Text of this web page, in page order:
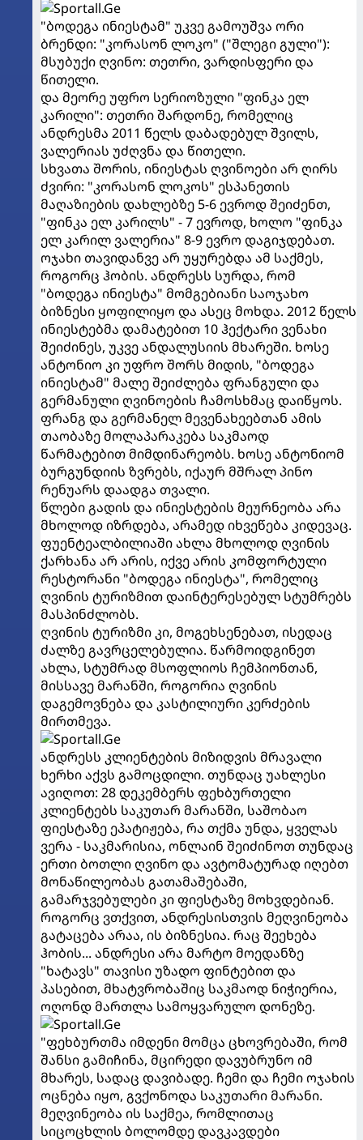
"ბოდეგა ინიესტამ" უკვე გამოუშვა ორი
ბრენდი: "კორასონ ლოკო" ("შლეგი გული"):
მსუბუქი ღვინო: თეთრი, ვარდისფერი და
წითელი.
და მეორე უფრო სერიოზული "ფინკა ელ
კარილი": თეთრი შარდონე, რომელიც
ანდრესმა 2011 წელს დაბადებულ შვილს,
ვალერიას უძღვნა და წითელი.
სხვათა შორის, ინიესტას ღვინოები არ ღირს
ძვირი: "კორასონ ლოკოს" ესპანეთის
მაღაზიების დახლებზე 5-6 ევროდ შეიძენთ,
"ფინკა ელ კარილს" - 7 ევროდ, ხოლო "ფინკა
ელ კარილ ვალერია" 8-9 ევრო დაგიჯდებათ.
ოჯახი თავიდანვე არ უყურებდა ამ საქმეს,
როგორც ჰობის. ანდრესს სურდა, რომ
"ბოდეგა ინიესტა" მომგებიანი საოჯახო
ბიზნესი ყოფილიყო და ასეც მოხდა. 2012 წელს
ინიესტებმა დამატებით 10 ჰექტარი ვენახი
შეიძინეს, უკვე ანდალუსიის მხარეში. ხოსე
ანტონიო კი უფრო შორს მიდის, "ბოდეგა
ინიესტამ" მალე შეიძლება ფრანგული და
გერმანული ღვინოების ჩამოსხმაც დაიწყოს.
ფრანგ და გერმანელ მევენახეებთან ამის
თაობაზე მოლაპარაკება საკმაოდ
წარმატებით მიმდინარეობს. ხოსე ანტონიომ
ბურგუნდიის ზვრებს, იქაურ მშრალ პინო
რენუარს დაადგა თვალი.
წლები გადის და ინიესტების მეურნეობა არა
მხოლოდ იზრდება, არამედ იხვეწება კიდევაც.
ფუენტეალბილიაში ახლა მხოლოდ ღვინის
ქარხანა არ არის, იქვე არის კომფორტული
რესტორანი "ბოდეგა ინიესტა", რომელიც
ღვინის ტურიზმით დაინტერესებულ სტუმრებს
მასპინძლობს.
ღვინის ტურიზმი კი, მოგეხსენებათ, ისედაც
ძალზე გავრცელებულია. წარმოიდგინეთ
ახლა, სტუმრად მსოფლიოს ჩემპიონთან,
მისსავე მარანში, როგორია ღვინის
დაგემოვნება და კასტილიური კერძების
მირთმევა.
ანდრესს კლიენტების მიზიდვის მრავალი
ხერხი აქვს გამოცდილი. თუნდაც უახლესი
ავიღოთ: 28 დეკემბერს ფეხბურთელი
კლიენტებს საკუთარ მარანში, საშობაო
ფიესტაზე ეპატიჟება, რა თქმა უნდა, ყველას
ვერა - საკმარისია, ონლაინ შეიძინოთ თუნდაც
ერთი ბოთლი ღვინო და ავტომატურად იღებთ
მონაწილეობას გათამაშებაში,
გამარჯვებულები კი ფიესტაზე მოხვდებიან.
როგორც ვთქვით, ანდრესისთვის მეღვინეობა
გატაცება არაა, ის ბიზნესია. რაც შეეხება
ჰობის... ანდრესი არა მარტო მოედანზე
"ხატავს" თავისი უზადო ფინტებით და
პასებით, მხატვრობაშიც საკმაოდ ნიჭიერია,
ოღონდ მართლა სამოყვარულო დონეზე.
"ფეხბურთმა იმდენი მომცა ცხოვრებაში, რომ
შანსი გამიჩინა, მცირედი დავუბრუნო იმ
მხარეს, სადაც დავიბადე. ჩემი და ჩემი ოჯახის
ოცნება იყო, გვქონოდა საკუთარი მარანი.
მეღვინეობა ის საქმეა, რომლითაც
სიცოცხლის ბოლომდე დავკავდები